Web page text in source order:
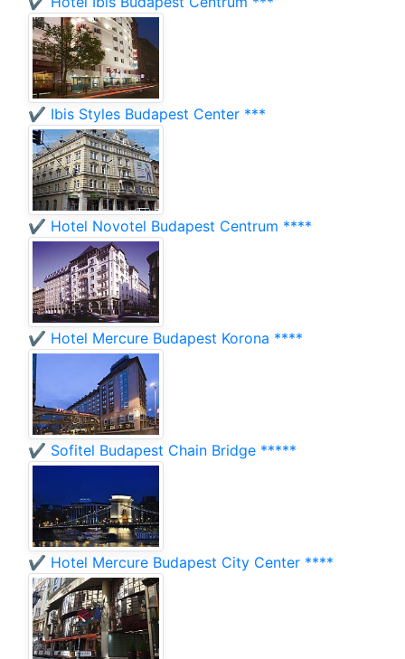
✔️ Ibis Styles Budapest Center ***
✔️ Hotel Novotel Budapest Centrum ****
✔️ Hotel Mercure Budapest Korona ****
✔️ Sofitel Budapest Chain Bridge *****
✔️ Hotel Mercure Budapest City Center ****